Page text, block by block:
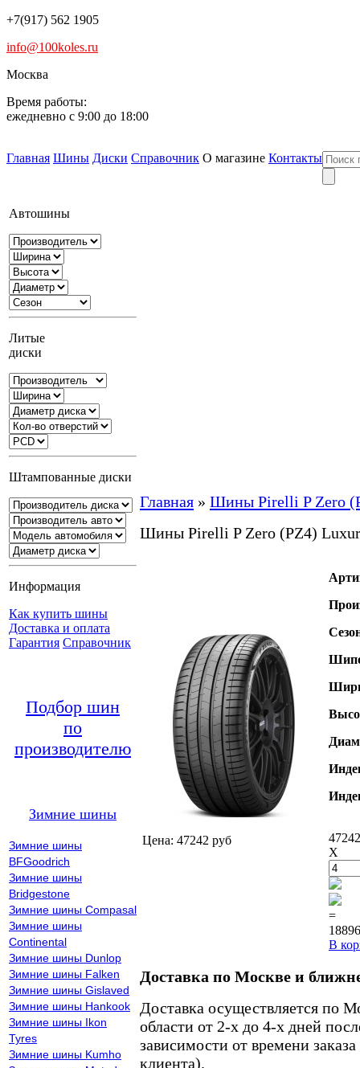
+7(917) 562 1905
info@100koles.ru
Москва
Время работы:
ежедневно с 9:00 до 18:00
Главная Шины Диски Справочник О магазине Контакты
Автошины
Литые
диски
Штампованные диски
Информация
Как купить шины
Доставка и оплата
Гарантия Справочник
Подбор шин
по
производителю
Зимние шины
Зимние шины
BFGoodrich
Зимние шины
Bridgestone
Зимние шины Compasal
Зимние шины
Continental
Зимние шины Dunlop
Зимние шины Falken
Зимние шины Gislaved
Зимние шины Hankook
Зимние шины Ikon
Tyres
Зимние шины Kumho
Главная » Шины Pirelli P Zero
Шины Pirelli P Zero (PZ4)
Цена: 47242 руб
X
=
В
Доставка по Москве и
Доставка осуществляется по
области от 2-х до 4-х дней
зависимости от времени
клиента).